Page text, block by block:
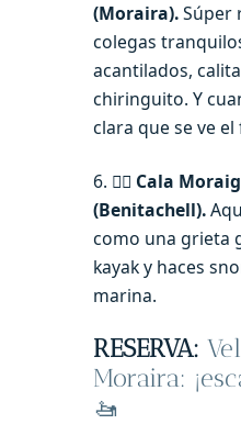
(Moraira).Súper
colegas
acantilados,
chiringuito. Y
clara que se ve
6. 🧜‍♂️ Cala
(Benitachell).
como una grieta
kayak y haces
marina.
RESERVA:
Moraira:
🚤